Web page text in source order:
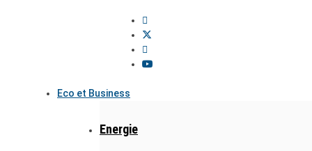
Eco et Business
Energie